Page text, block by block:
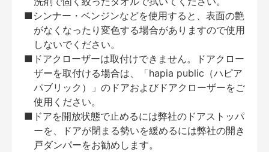
■シンナー・ベンジンなどを使用すると、表面の艶
がなくなったり変色する場合がありますので使用
しないでください。
■ドアクローザーは取付けできません。ドアクロー
ザーを取付ける場合は、「hapia public（ハピア
パブリック）」のドアおよびドアクローザーをご
使用ください。
■ドアを開放状態で止めるには弊社のドアストッパ
ーを、ドアが閉まる勢いを緩めるには弊社の開き
戸ダンパーをお勧めします。